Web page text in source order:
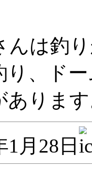
んは釣
り、ド
ありま
1月28日